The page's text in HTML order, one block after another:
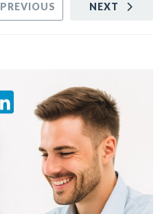
NEXT
PREVIOUS